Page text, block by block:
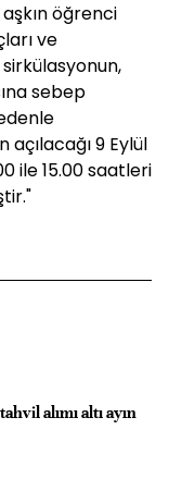
öğrenci
ve
sebep
9 Eylül
ile 15.00 saatleri
alımı altı ayın